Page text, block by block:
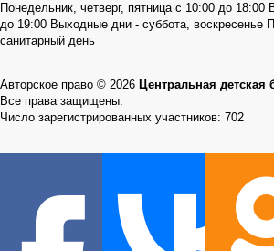
Понедельник, четверг, пятница с 10:00 до 18:00
до 19:00 Выходные дни - суббота, воскресенье
санитарный день
Авторское право © 2026 Центральная детская
Все права защищены.
Число зарегистрированных участников: 702